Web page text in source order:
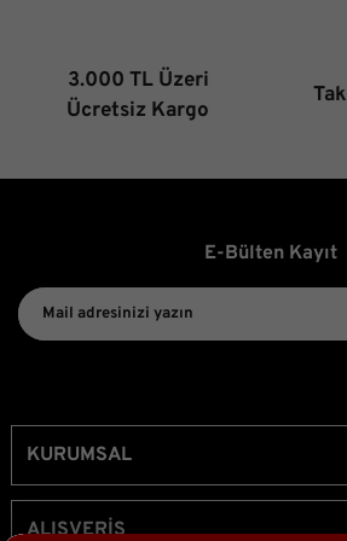
3.000 TL Üzeri
Ücretsiz Kargo
E-Bülten Kayıt
KURUMSAL
ALIŞVERİŞ